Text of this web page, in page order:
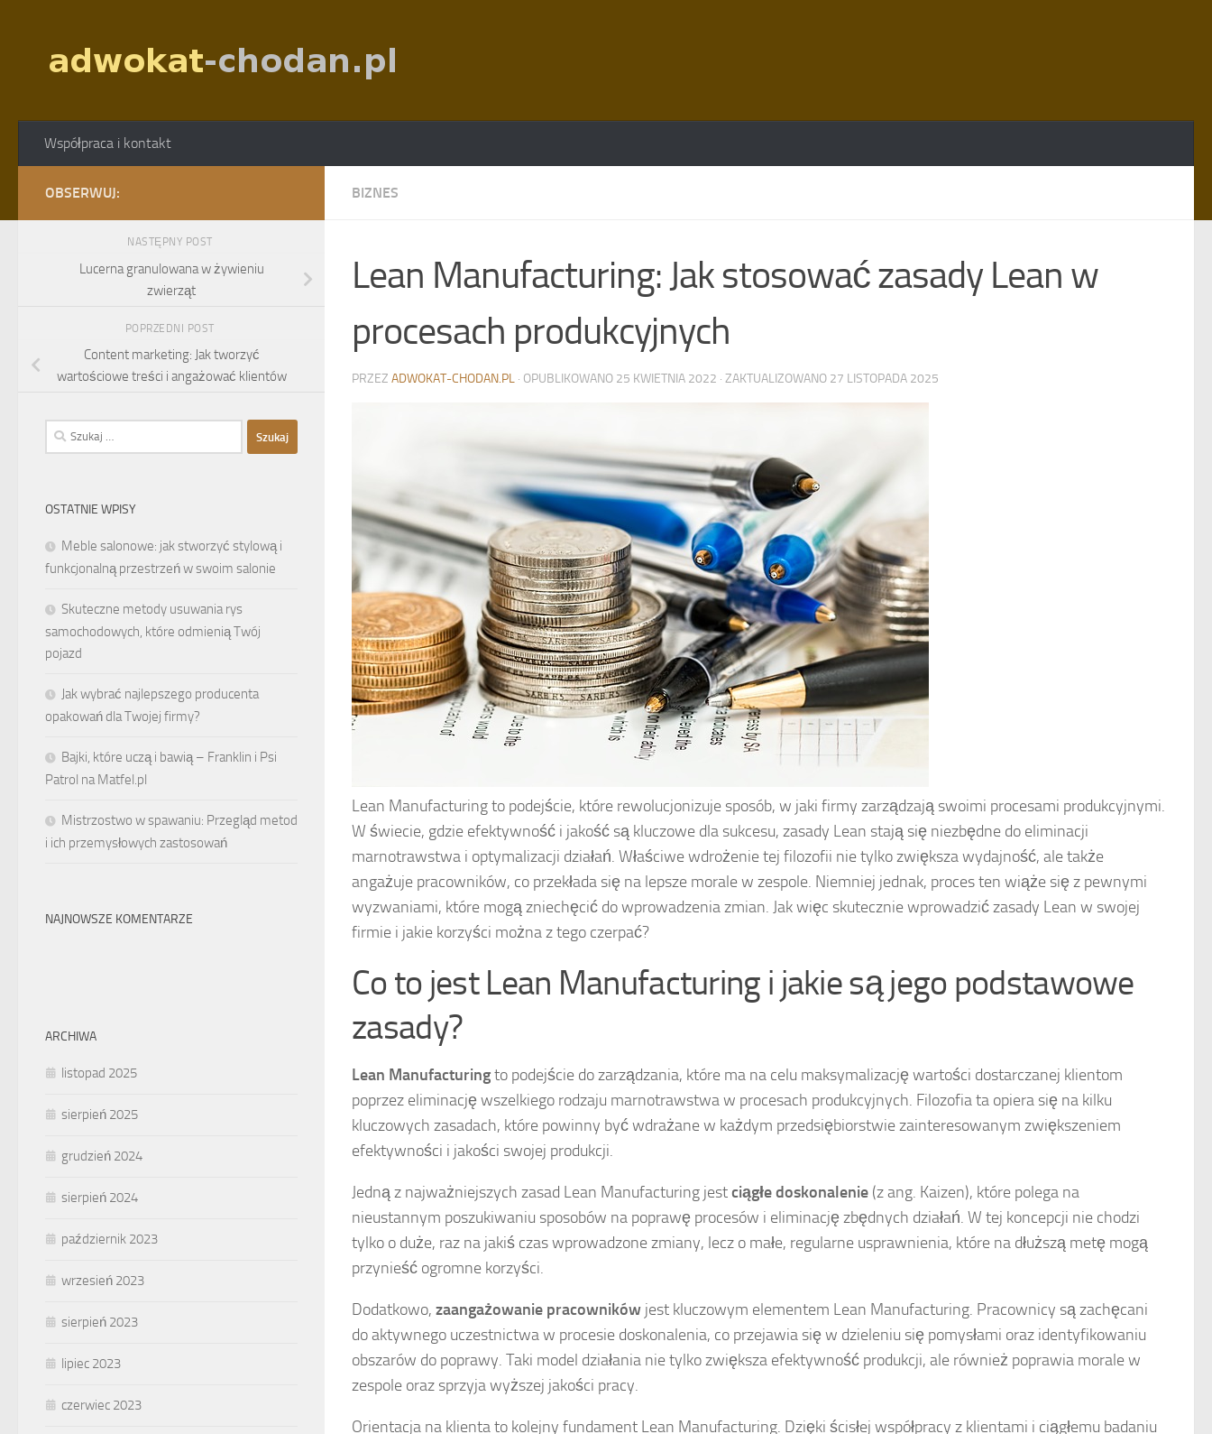
Współpraca i kontakt
BIZNES
Lean Manufacturing: Jak stosować zasady Lean w
procesach produkcyjnych
PRZEZ ADWOKAT-CHODAN.PL · OPUBLIKOWANO 25 KWIETNIA 2022 · ZAKTUALIZOWANO 27 LISTOPADA 2025
Lean Manufacturing to podejście, które rewolucjonizuje sposób, w jaki firmy zarządzają swoimi procesami produkcyjnymi.
W świecie, gdzie efektywność i jakość są kluczowe dla sukcesu, zasady Lean stają się niezbędne do eliminacji
marnotrawstwa i optymalizacji działań. Właściwe wdrożenie tej filozofii nie tylko zwiększa wydajność, ale także
angażuje pracowników, co przekłada się na lepsze morale w zespole. Niemniej jednak, proces ten wiąże się z pewnymi
wyzwaniami, które mogą zniechęcić do wprowadzenia zmian. Jak więc skutecznie wprowadzić zasady Lean w swojej
firmie i jakie korzyści można z tego czerpać?
Co to jest Lean Manufacturing i jakie są jego podstawowe
zasady?
Lean Manufacturingto podejście do zarządzania, które ma na celu maksymalizację wartości dostarczanej klientom
poprzez eliminację wszelkiego rodzaju marnotrawstwa w procesach produkcyjnych. Filozofia ta opiera się na kilku
kluczowych zasadach, które powinny być wdrażane w każdym przedsiębiorstwie zainteresowanym zwiększeniem
efektywności i jakości swojej produkcji.
Jedną z najważniejszych zasad Lean Manufacturing jestciągłe doskonalenie (z ang. Kaizen), które polega na
nieustannym poszukiwaniu sposobów na poprawę procesów i eliminację zbędnych działań. W tej koncepcji nie chodzi
tylko o duże, raz na jakiś czas wprowadzone zmiany, lecz o małe, regularne usprawnienia, które na dłuższą metę mogą
przynieść ogromne korzyści.
Dodatkowo, zaangażowanie pracowników jest kluczowym elementem Lean Manufacturing. Pracownicy są zachęcani
do aktywnego uczestnictwa w procesie doskonalenia, co przejawia się w dzieleniu się pomysłami oraz identyfikowaniu
obszarów do poprawy. Taki model działania nie tylko zwiększa efektywność produkcji, ale również poprawia morale w
zespole oraz sprzyja wyższej jakości pracy.
Orientacja na klienta to kolejny fundament Lean Manufacturing. Dzięki ścisłej współpracy z klientami i ciągłemu badaniu
OBSERWUJ:
NASTĘPNY POST
Lucerna granulowana w żywieniu
zwierząt
POPRZEDNI POST
Content marketing: Jak tworzyć
wartościowe treści i angażować klientów
Szukaj:
OSTATNIE WPISY
Meble salonowe: jak stworzyć stylową i
funkcjonalną przestrzeń w swoim salonie
Skuteczne metody usuwania rys
samochodowych, które odmienią Twój
pojazd
Jak wybrać najlepszego producenta
opakowań dla Twojej firmy?
Bajki, które uczą i bawią – Franklin i Psi
Patrol na Matfel.pl
Mistrzostwo w spawaniu: Przegląd metod
i ich przemysłowych zastosowań
NAJNOWSZE KOMENTARZE
ARCHIWA
listopad 2025
sierpień 2025
grudzień 2024
sierpień 2024
październik 2023
wrzesień 2023
sierpień 2023
lipiec 2023
czerwiec 2023